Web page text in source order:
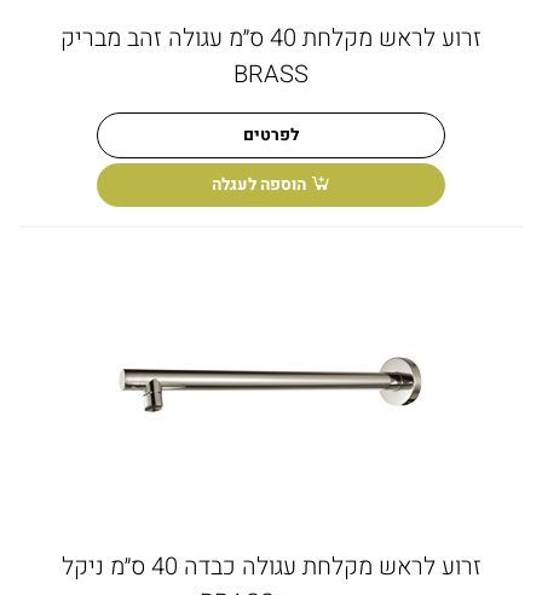
זרוע לראש מקלחת 40 ס״מ עגולה זהב מבריק
BRASS
לפרטים
הוספה לעגלה
זרוע לראש מקלחת עגולה כבדה 40 ס״מ ניקל